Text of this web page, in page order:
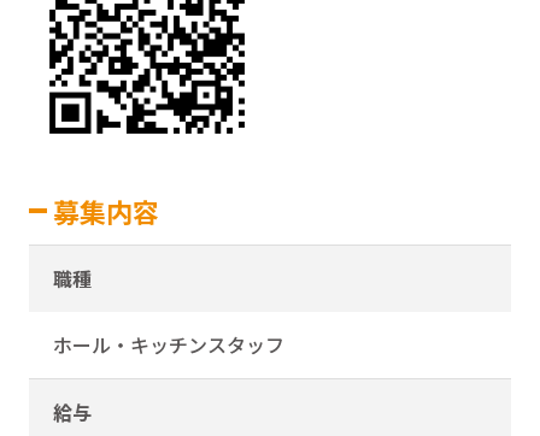
募集内容
職種
ホール・キッチンスタッフ
給与